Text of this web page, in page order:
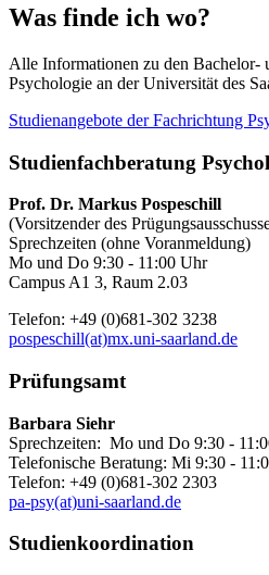
Was finde ich wo?
Alle Informationen zu den Bachelor-
Psychologie an der Universität des
Studienangebote der Fachrichtung
Studienfachberatung
Prof. Dr. Markus Pospeschill
(Vorsitzender des
Sprechzeiten (ohne Voranmeldung)
Mo und Do 9:30 - 11:00 Uhr
Campus A1 3, Raum 2.03
Telefon: +49 (0)681-302 3238
pospeschill(at)mx.uni-saarland.de
Prüfungsamt
Barbara Siehr
Sprechzeiten: Mo und Do 9:30 -
Telefonische Beratung: Mi 9:30 -
Telefon: +49 (0)681-302 2303
pa-psy(at)uni-saarland.de
Studienkoordination